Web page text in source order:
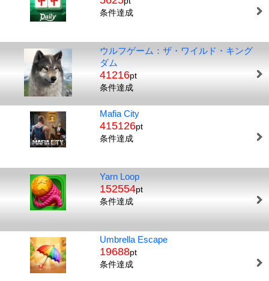
条件達成
ウルフゲーム：ザ・ワイルド・キング
ダム
41216pt
条件達成
Mafia City
415126pt
条件達成
Yarn Loop
152554pt
条件達成
Umbrella Escape
19688pt
条件達成